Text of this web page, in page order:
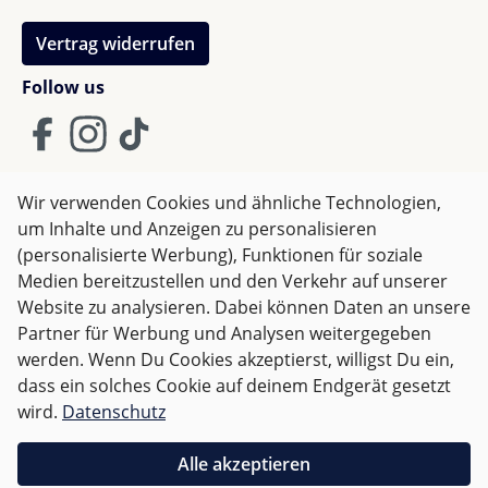
sind aus ungiftigem ABS-Kunststoff gefertigt, der BPA-
und phtalatfrei ist. Somit können die Platten auch von
kleineren Kindern bedenkenlos in den Mund
genommen werden.
Tolles kreatives Spielzeug für viele Ältergruppen,
leuchtende Farben, macht riesig Spaß und bietet ganz
unterschiedliche Herausforderungen
Annemarie F.
Bewertung mit 5 von 5 Sternen
Verified buyer
Macht auch den großen Kindern Spaß. Ich kann es
jedem wärmstens empfehlen.
Jing W.
Bewertung mit 5 von 5 Sternen
Verified buyer
Follow us
Vertrag widerrufen
AGB Impressum
Datenschutz
Widerrufsrecht
Alle Preise inkl. gesetzl. Mehrwertsteuer zzgl.Versandkosten
und ggf. Nachnahmegebühren, wenn nicht anders
angegeben.
Für Deutschland sind Bestellungen ab 50,- EUR
versandkostenfrei.
Wir verwenden Cookies und ähnliche Technologien,
um Inhalte und Anzeigen zu personalisieren
(personalisierte Werbung), Funktionen für soziale
Medien bereitzustellen und den Verkehr auf unserer
Website zu analysieren. Dabei können Daten an unsere
Partner für Werbung und Analysen weitergegeben
werden. Wenn Du Cookies akzeptierst, willigst Du ein,
dass ein solches Cookie auf deinem Endgerät gesetzt
wird. Datenschutz
Alle akzeptieren